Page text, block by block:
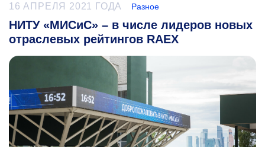
16 АПРЕЛЯ 2021 ГОДА Разное
НИТУ «МИСиС» – в числе лидеров новых
отраслевых рейтингов RAEX